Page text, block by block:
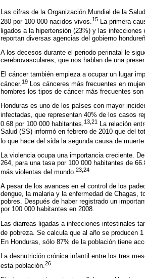
Las cifras de la Organización Mundial de la
280 por 100 000 nacidos vivos. 15 La primera
ligados a la hipertensión (23%) y las infecciones
reportan diversas agencias del gobierno
A los decesos durante el periodo perinatal le
cerebrovasculares, que nos hablan de una
El cáncer también empieza a ocupar un lugar
cáncer. 19 Los cánceres más frecuentes en
hombres los tipos de cáncer más frecuentes
Honduras es uno de los países con mayor
infectadas, que representan 40% de los casos
0.68 por 100 000 habitantes.13,21
La relación
Salud (SS) informó en febrero de 2010 que del
lo que hace del sida la segunda causa de
La violencia ocupa una importancia creciente.
264, para una tasa por 100 000 habitantes de
más violentas del mundo.23,24
A pesar de los avances en el control de los
dengue, la malaria y la enfermedad de Chagas,
pobres. Después de haber registrado un
por 100 000 habitantes en 2008.
Las diarreas ligadas a infecciones intestinales
de pobreza. Se calcula que al año se producen
En Honduras, sólo 87% de la población tiene
La desnutrición crónica infantil entre los tres
esta población. 26